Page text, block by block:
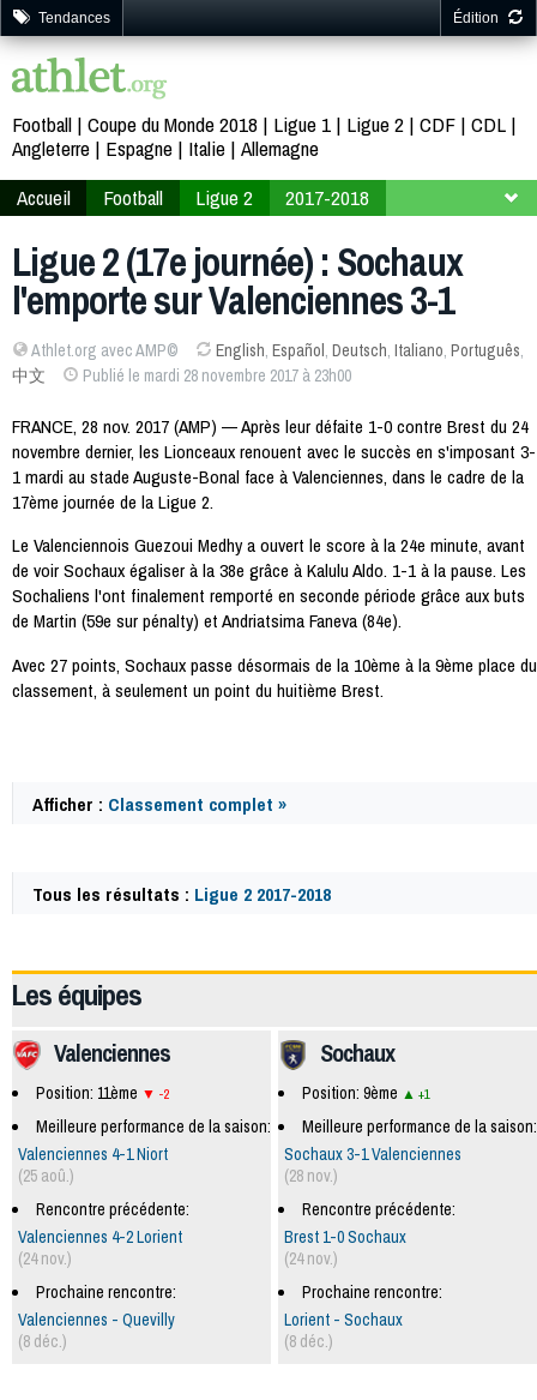
Tendances Édition
Football Coupe du Monde 2018 Ligue 1 Ligue 2 CDF CDL
Angleterre
Espagne Italie Allemagne
Accueil
Football Ligue 2
2017-2018
Ligue 2 (17e journée) : Sochaux
l'emporte sur Valenciennes 3-1
Athlet.org avec AMP© English, Español, Deutsch, Italiano, Português,
中文
Publié le mardi 28 novembre 2017 à 23h00
FRANCE, 28 nov. 2017 (AMP) — Après leur défaite 1-0 contre Brest du 24
novembre dernier, les Lionceaux renouent avec le succès en s'imposant 3-
1 mardi au stade Auguste-Bonal face à Valenciennes, dans le cadre de la
17ème journée de la Ligue 2.
Le Valenciennois Guezoui Medhy a ouvert le score à la 24e minute, avant
de voir Sochaux égaliser à la 38e grâce à Kalulu Aldo. 1-1 à la pause. Les
Sochaliens l'ont finalement remporté en seconde période grâce aux buts
de Martin (59e sur pénalty) et Andriatsima Faneva (84e).
Avec 27 points, Sochaux passe désormais de la 10ème à la 9ème place du
classement, à seulement un point du huitième Brest.
Afficher : Classement complet »
Tous les résultats : Ligue 2 2017-2018
Les équipes
Sochaux
Position: 9ème +1
Meilleure performance de la saison:
Sochaux 3-1 Valenciennes
(28 nov.)
Rencontre précédente:
Brest 1-0 Sochaux
(24 nov.)
Prochaine rencontre:
Lorient - Sochaux
(8 déc.)
Valenciennes
Position: 11ème -2
Meilleure performance de la saison:
Valenciennes 4-1 Niort
(25 aoû.)
Rencontre précédente:
Valenciennes 4-2 Lorient
(24 nov.)
Prochaine rencontre:
Valenciennes - Quevilly
(8 déc.)